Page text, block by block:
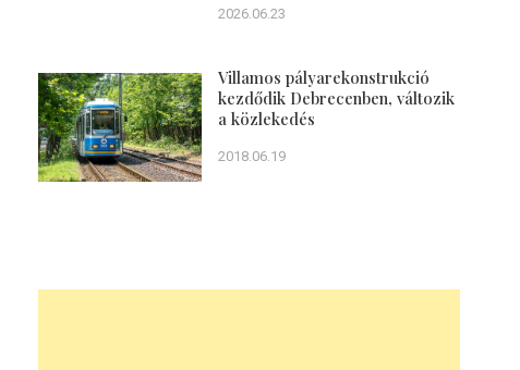
2026.06.23
Villamos pályarekonstrukció
kezdődik Debrecenben, változik
a közlekedés
2018.06.19